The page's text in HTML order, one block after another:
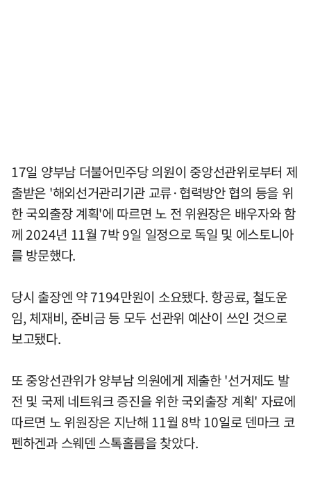
17일 양부남 더불어민주당 의원이 중앙선관위로부터 제
출받은 '해외선거관리기관 교류·협력방안 협의 등을 위
한 국외출장 계획'에 따르면 노 전 위원장은 배우자와 함
께 2024년 11월 7박 9일 일정으로 독일 및 에스토니아
를 방문했다.
당시 출장엔 약 7194만원이 소요됐다. 항공료, 철도운
임, 체재비, 준비금 등 모두 선관위 예산이 쓰인 것으로
보고됐다.
또 중앙선관위가 양부남 의원에게 제출한 '선거제도 발
전 및 국제 네트워크 증진을 위한 국외출장 계획' 자료에
따르면 노 위원장은 지난해 11월 8박 10일로 덴마크 코
펜하겐과 스웨덴 스톡홀름을 찾았다.